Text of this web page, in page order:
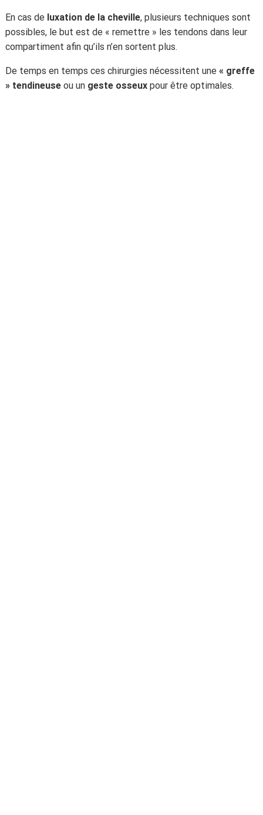
En cas de luxation de la cheville, plusieurs techniques sont
possibles, le but est de « remettre » les tendons dans leur
compartiment afin qu’ils n’en sortent plus.
De temps en temps ces chirurgies nécessitent une« greffe
» tendineuseou un geste osseuxpour être optimales.